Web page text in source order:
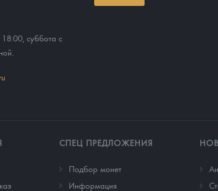
суббота с
СПЕЦ ПРЕДЛОЖЕНИЯ
Подбор монет
Информация